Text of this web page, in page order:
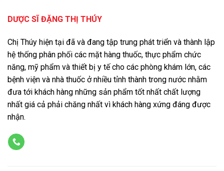
DƯỢC SĨ ĐẶNG THỊ THÚY
Chị Thúy hiện tại đã và đang tập trung phát triển và thành lập
hệ thống phân phối các mặt hàng thuốc, thực phẩm chức
năng, mỹ phẩm và thiết bị y tế cho các phòng khám lớn, các
bệnh viện và nhà thuốc ở nhiều tỉnh thành trong nước nhằm
đưa tới khách hàng những sản phẩm tốt nhất chất lượng
nhất giá cả phải chăng nhất vì khách hàng xứng đáng được
nhận.